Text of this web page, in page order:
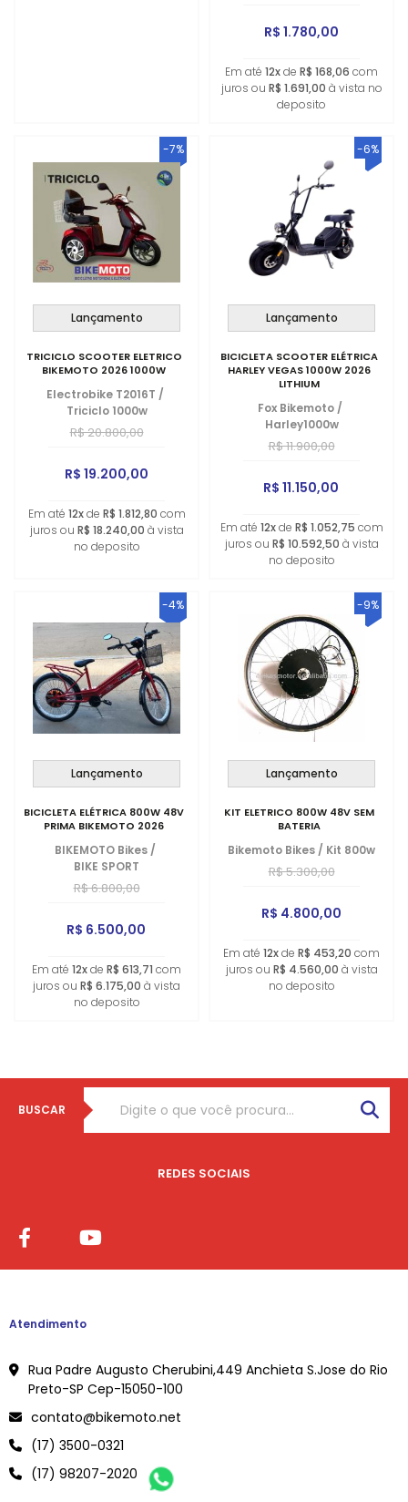
R$ 1.780,00
Em até 12xde R$ 168,06 com
juros ou R$ 1.691,00 à vista no
deposito
-7%
Lançamento
TRICICLO SCOOTER ELETRICO
BIKEMOTO 2026 1000W
Electrobike T2016T /
Triciclo 1000w
R$ 20.800,00
R$ 19.200,00
Em até 12xde R$ 1.812,80 com
juros ou R$ 18.240,00 à vista
no deposito
-6%
Lançamento
BICICLETA SCOOTER ELÉTRICA
HARLEY VEGAS 1000W 2026
LITHIUM
Fox Bikemoto /
Harley1000w
R$ 11.900,00
R$ 11.150,00
Em até 12xde R$ 1.052,75 com
juros ou R$ 10.592,50 à vista
no deposito
-4%
Lançamento
BICICLETA ELÉTRICA 800W 48V
PRIMA BIKEMOTO 2026
BIKEMOTO Bikes /
BIKE SPORT
R$ 6.800,00
R$ 6.500,00
Em até 12xde R$ 613,71 com
juros ou R$ 6.175,00 à vista
no deposito
-9%
Lançamento
KIT ELETRICO 800W 48V SEM
BATERIA
Bikemoto Bikes / Kit 800w
R$ 5.300,00
R$ 4.800,00
Em até 12xde R$ 453,20 com
juros ou R$ 4.560,00 à vista
no deposito
BUSCAR
REDES SOCIAIS
Atendimento
Rua Padre Augusto Cherubini,449 Anchieta S.Jose do Rio
Preto-SP Cep-15050-100
contato@bikemoto.net
(17) 3500-0321
(17) 98207-2020